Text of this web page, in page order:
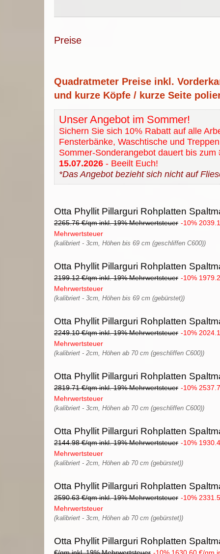
Preise
Quadratmeter Preise inkl.
und kurze Köpfe / kurze Seite
Unser Angebot im Sommer!
Sichern Sie sich 10% Rabatt auf alle
Fensterbänke, Waschtische und
Sommer-Sonderangebot dauert bis zum
15.07.2026 - Beeilt Euch!
*Das Angebot bezieht sich nicht auf
Otta Phyllit Pillarguri Rohplatten
2265.76 €/qm inkl. 19% Mehrwertsteuer -10%
Mehrwertsteuer
(kalibriert - 3cm, Höhen bis 69 cm (geschliffen C600))
Otta Phyllit Pillarguri Rohplatten
2199.12 €/qm inkl. 19% Mehrwertsteuer -10%
Mehrwertsteuer
(kalibriert - 3cm, Höhen bis 69 cm (gebürstet))
Otta Phyllit Pillarguri Rohplatten
2249.10 €/qm inkl. 19% Mehrwertsteuer -10%
Mehrwertsteuer
(kalibriert - 2cm, Höhen ab 70 cm (geschliffen C600))
Otta Phyllit Pillarguri Rohplatten
2819.71 €/qm inkl. 19% Mehrwertsteuer -10%
Mehrwertsteuer
(kalibriert - 3cm, Höhen ab 70 cm (geschliffen C600))
Otta Phyllit Pillarguri Rohplatten
2144.98 €/qm inkl. 19% Mehrwertsteuer -10%
Mehrwertsteuer
(kalibriert - 2cm, Höhen ab 70 cm (gebürstet))
Otta Phyllit Pillarguri Rohplatten
2590.63 €/qm inkl. 19% Mehrwertsteuer -10%
Mehrwertsteuer
(kalibriert - 3cm, Höhen ab 70 cm (gebürstet))
Otta Phyllit Pillarguri Rohplatten